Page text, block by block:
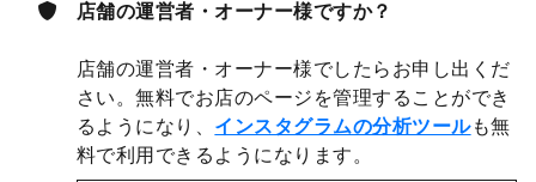
店舗の運営者・オーナー様ですか？
店舗の運営者・オーナー様でしたらお申し出くだ
さい。無料でお店のページを管理することができ
るようになり、 インスタグラムの分析ツールも無
料で利用できるようになります。